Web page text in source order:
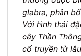
glabra, phân
Với hình thái
cây Thần
cổ truyền từ